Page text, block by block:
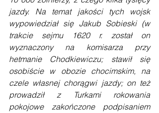
jazdy. Na temat jakości tych wojsk
wypowiedział się Jakub Sobieski (w
trakcie sejmu 1620 r. został on
wyznaczony na komisarza przy
hetmanie Chodkiewiczu; stawił się
osobiście w obozie chocimskim, na
czele własnej chorągwi jazdy; on też
prowadził z Turkami rokowania
pokojowe zakończone podpisaniem